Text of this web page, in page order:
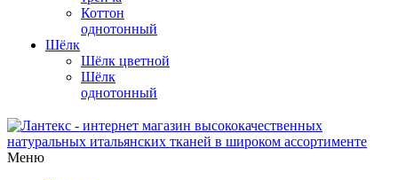
Коттон
однотонный
Шёлк
Шёлк цветной
Шёлк
однотонный
Меню